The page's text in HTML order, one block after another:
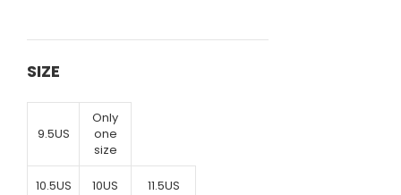
SIZE
9.5US
Only
one
size
10.5US 10US 11.5US